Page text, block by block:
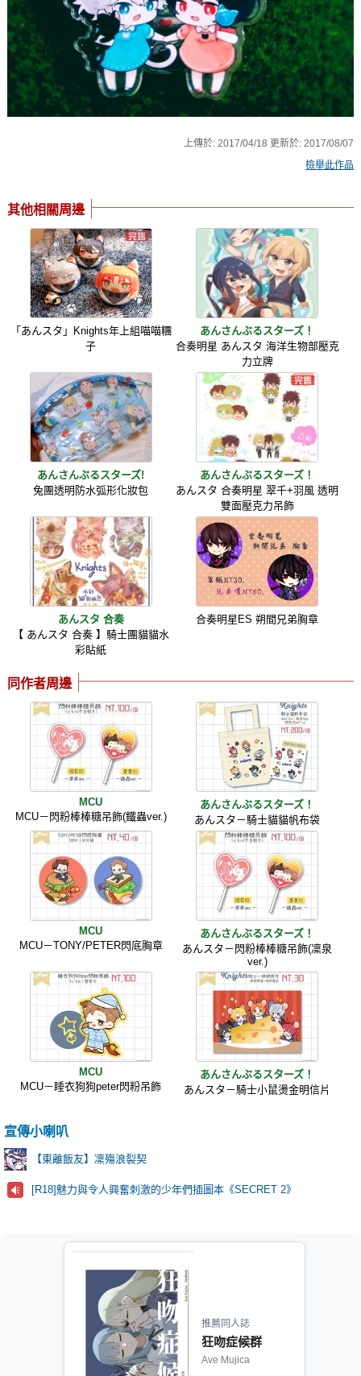
上傳於: 2017/04/18 更新於: 2017/08/07
檢舉此作品
其他相關周邊
「あんスタ」Knights年上組喵喵糰
子
あんさんぶるスターズ！
合奏明星 あんスタ 海洋生物部壓克
力立牌
あんさんぶるスターズ!
兔團透明防水弧形化妝包
あんさんぶるスターズ！
あんスタ 合奏明星 翠千+羽風 透明
雙面壓克力吊飾
あんスタ 合奏
【 あんスタ 合奏 】騎士團貓貓水
彩貼紙
合奏明星ES 朔間兄弟胸章
同作者周邊
MCU
MCU－閃粉棒棒糖吊飾(鐵蟲ver.)
あんさんぶるスターズ！
あんスタ－騎士貓貓帆布袋
MCU
MCU－TONY/PETER閃底胸章
あんさんぶるスターズ！
あんスタ－閃粉棒棒糖吊飾(凜泉
ver.)
MCU
MCU－睡衣狗狗peter閃粉吊飾
あんさんぶるスターズ！
あんスタ－騎士小鼠燙金明信片
宣傳小喇叭
【東離飯友】凜殤浪裂契
[R18]魅力與令人興奮刺激的少年們插圖本《SECRET 2》
推薦同人誌
狂吻症候群
Ave Mujica